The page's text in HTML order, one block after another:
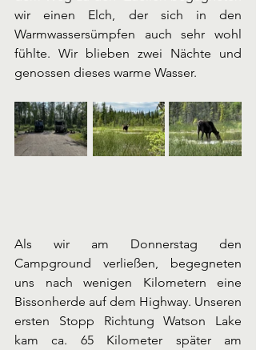
wir einen Elch, der sich in den
Warmwassersümpfen auch sehr wohl
fühlte. Wir blieben zwei Nächte und
genossen dieses warme Wasser.
Als wir am Donnerstag den
Campground verließen, begegneten
uns nach wenigen Kilometern eine
Bissonherde auf dem Highway. Unseren
ersten Stopp Richtung Watson Lake